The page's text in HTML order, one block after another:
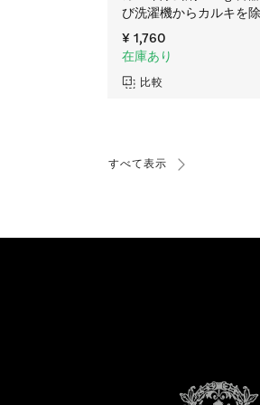
び洗濯機からカルキを除
¥ 1,760
在庫あり
比較
すべて表示